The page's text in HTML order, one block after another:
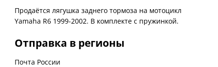
Продаётся лягушка заднего тормоза на мотоцикл
Yamaha R6 1999-2002. В комплекте с пружинкой.
Отправка в регионы
Почта России